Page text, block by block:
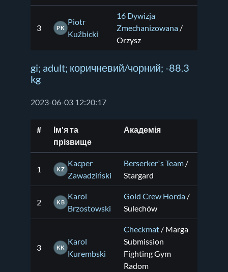
3 PK
Piotr
Kuźbicki
16 Dywizja
Zmechanizowana /
Orzysz
gi; adult; коричневий/чорний; -88.3
kg
2023-06-03 12:20:17
#
Ім'я та
прізвище
Академія
1 KZ
Kacper
Zawadziński
Berserker`s Team /
Stargard
2 KB
Karol
Brzostowski
Gold Crew Horda /
Sulechów
3 KK
Karol
Kurembski
Checkmat / Marga
Submission
Fighting Gym
Radom